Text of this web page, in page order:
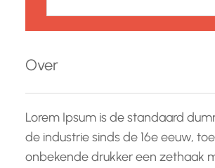
k
n
Over
Lorem Ipsum is de standaard
de industrie sinds de 16e eeuw,
onbekende drukker een zethaak